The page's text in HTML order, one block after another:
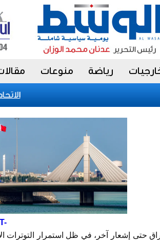
رياضة منوعات
T-
حتى إشعار آخر، في ظل استمرار التوترات